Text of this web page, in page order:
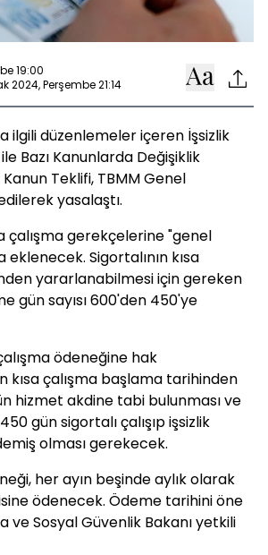
19:00
2024, Perşembe 21:14
ilgili düzenlemeler içeren İşsizlik
Bazı Kanunlarda Değişiklik
Kanun Teklifi, TBMM Genel
yasalaştı.
çalışma gerekçelerine "genel
eklenecek. Sigortalının kısa
yararlanabilmesi için gereken
gün sayısı 600'den 450'ye
ödeneğine hak
kısa çalışma başlama tarihinden
hizmet akdine tabi bulunması ve
gün sigortalı çalışıp işsizlik
olması gerekecek.
her ayın beşinde aylık olarak
ödenecek. Ödeme tarihini öne
ve Sosyal Güvenlik Bakanı yetkili